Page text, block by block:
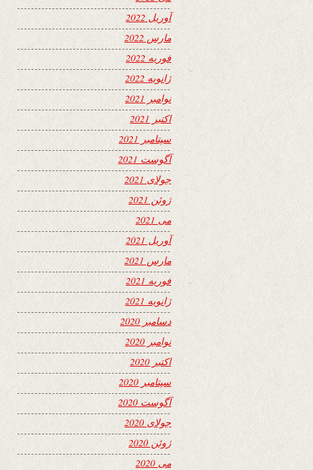
آوریل 2022
مارس 2022
فوریه 2022
ژانویه 2022
نوامبر 2021
اکتبر 2021
سپتامبر 2021
آگوست 2021
جولای 2021
ژوئن 2021
می 2021
آوریل 2021
مارس 2021
فوریه 2021
ژانویه 2021
دسامبر 2020
نوامبر 2020
اکتبر 2020
سپتامبر 2020
آگوست 2020
جولای 2020
ژوئن 2020
می 2020